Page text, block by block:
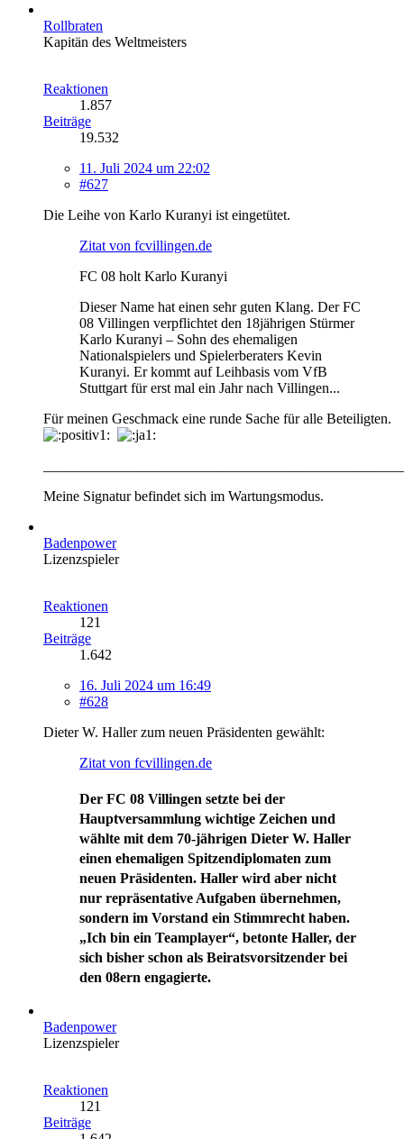
Rollbraten
Kapitän des Weltmeisters
Reaktionen
1.857
Beiträge
19.532
11. Juli 2024 um 22:02
#627
Die Leihe von Karlo Kuranyi ist eingetütet.
Zitat von fcvillingen.de
FC 08 holt Karlo Kuranyi
Dieser Name hat einen sehr guten Klang. Der FC
08 Villingen verpflichtet den 18jährigen Stürmer
Karlo Kuranyi – Sohn des ehemaligen
Nationalspielers und Spielerberaters Kevin
Kuranyi. Er kommt auf Leihbasis vom VfB
Stuttgart für erst mal ein Jahr nach Villingen...
Für meinen Geschmack eine runde Sache für alle Beteiligten.
Meine Signatur befindet sich im Wartungsmodus.
Badenpower
Lizenzspieler
Reaktionen
121
Beiträge
1.642
16. Juli 2024 um 16:49
#628
Dieter W. Haller zum neuen Präsidenten gewählt:
Zitat von fcvillingen.de
Der FC 08 Villingen setzte bei der
Hauptversammlung wichtige Zeichen und
wählte mit dem 70-jährigen Dieter W. Haller
einen ehemaligen Spitzendiplomaten zum
neuen Präsidenten. Haller wird aber nicht
nur repräsentative Aufgaben übernehmen,
sondern im Vorstand ein Stimmrecht haben.
„Ich bin ein Teamplayer“, betonte Haller, der
sich bisher schon als Beiratsvorsitzender bei
den 08ern engagierte.
Badenpower
Lizenzspieler
Reaktionen
121
Beiträge